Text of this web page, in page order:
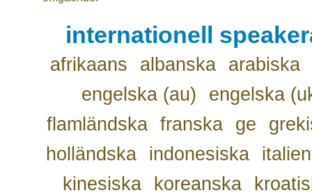
internationell
afrikaans albanska
arabiska
engelska (au)
engelska
flamländska franska ge
holländska
indonesiska
kinesiska
koreanska